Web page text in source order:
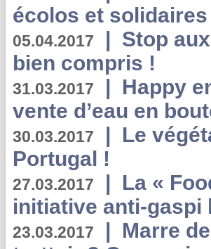
écolos et solidaires
05.04.2017 | Stop
bien compris !
31.03.2017 | Happy
vente d’eau en
30.03.2017 | Le
Portugal !
27.03.2017 | La «
initiative anti-gaspi
23.03.2017 | Marre